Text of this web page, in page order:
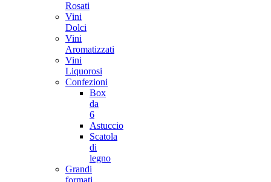
Rosati
Vini
Dolci
Vini
Aromatizzati
Vini
Liquorosi
Confezioni
Box
da
6
Astuccio
Scatola
di
legno
Grandi
formati